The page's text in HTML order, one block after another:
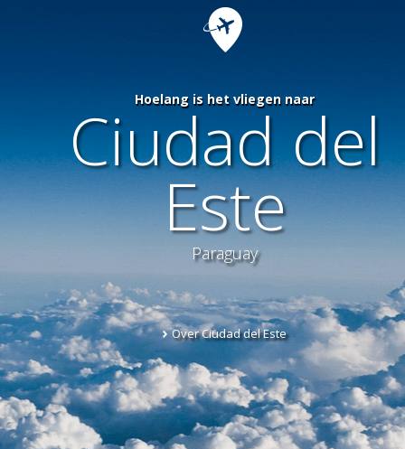
Hoelang is het vliegen naar
Ciudad del
Este
Paraguay
Over Ciudad del Este